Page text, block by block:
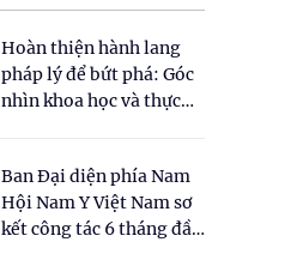
Hoàn thiện hành lang
pháp lý để bứt phá: Góc
nhìn khoa học và thực
cho Luật Y dược cổ
truyền Việt Nam"
Ban Đại diện phía Nam
Hội Nam Y Việt Nam sơ
kết công tác 6 tháng đầu